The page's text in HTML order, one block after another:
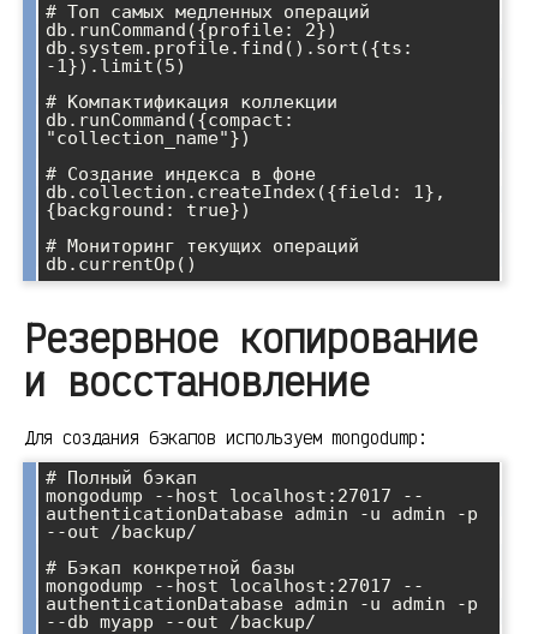
# Топ самых медленных операций
db.runCommand({profile: 2})
db.system.profile.find().sort({ts:
-1}).limit(5)
# Компактификация коллекции
db.runCommand({compact:
"collection_name"})
# Создание индекса в фоне
db.collection.createIndex({field: 1},
{background: true})
# Мониторинг текущих операций
db.currentOp()
Резервное копирование
и восстановление
Для создания бэкапов используем mongodump:
# Полный бэкап
mongodump --host localhost:27017 --
authenticationDatabase admin -u admin -p
--out /backup/
# Бэкап конкретной базы
mongodump --host localhost:27017 --
authenticationDatabase admin -u admin -p
--db myapp --out /backup/